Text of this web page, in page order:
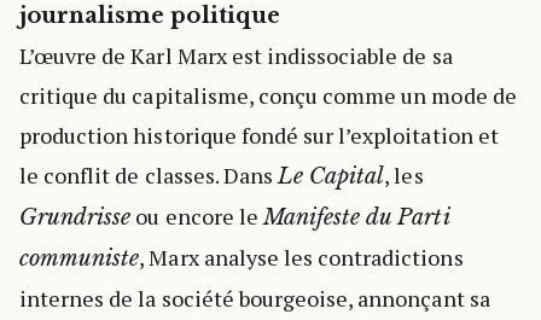
journalisme politique
L’œuvre de Karl Marx est indissociable de sa
critique du capitalisme, conçu comme un mode de
production historique fondé sur l’exploitation et
le conflit de classes. DansLe Capital, les
Grundrisse ou encore leManifeste du Parti
communiste, Marx analyse les contradictions
internes de la société bourgeoise, annonçant sa